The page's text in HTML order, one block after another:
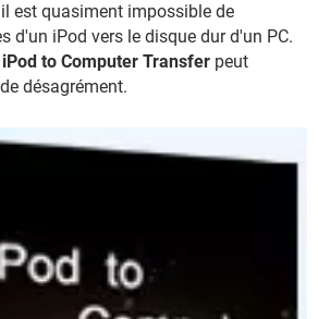
il est quasiment impossible de
d'un iPod vers le disque dur d'un PC.
to Computer Transfer peut
désagrément.